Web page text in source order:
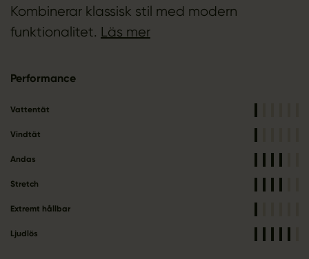
Kombinerar klassisk stil med modern
funktionalitet. Läs mer
Performance
Vattentät
Vindtät
Andas
Stretch
Extremt hållbar
Ljudlös